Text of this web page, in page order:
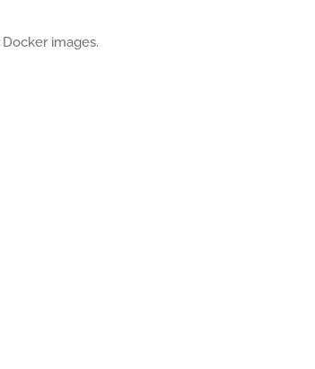
images.